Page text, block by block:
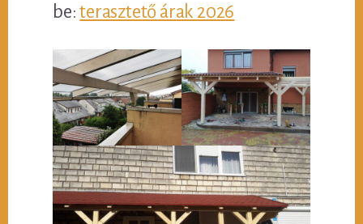
be:terasztető árak 2026